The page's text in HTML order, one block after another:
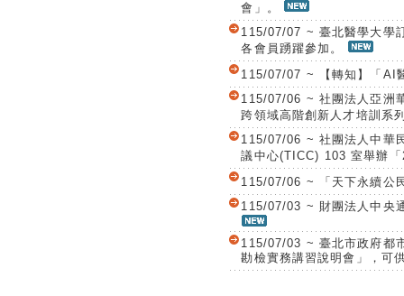
會」。
115/07/07 ~ 臺北醫學大學
各會員踴躍參加。
115/07/07 ~ 【轉知】「AI
115/07/06 ~ 社團法人亞洲
跨領域高階創新人才培訓系
115/07/06 ~ 社團法人中華
議中心(TICC) 103 室舉辦
115/07/06 ~ 「天下永續公
115/07/03 ~ 財團法人中央
115/07/03 ~ 臺北市政府都
勘檢實務講習說明會」，可